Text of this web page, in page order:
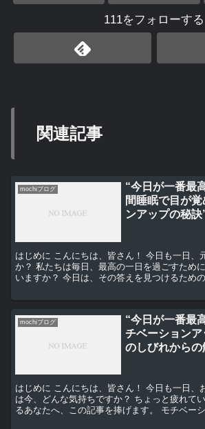
111をフォローする
関連記事
mochiブログ
“今日が一番最
間睡眠で目が
ンアップの秘訣
はじめに こんにちは、皆さん！ 今日も一日、
か？ 私たちは毎日、最高の一日を過ごすため
いますか？ 今日は、その答えを見つけるため
mochiブログ
“今日が一番最
チベーション
のしびれからの
はじめに こんにちは、皆さん！ 今日も一日、
は今、どんな気持ちですか？ ちょっと疲れて
るあなたへ、この記事を捧げます。 モチベー